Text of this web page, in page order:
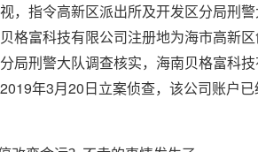
，指令高新区派出所及开发区分局刑
格富科技有限公司注册地为海市高新区
局刑警大队调查核实，海南贝格富科
年3月20日立案侦查，该公司账户